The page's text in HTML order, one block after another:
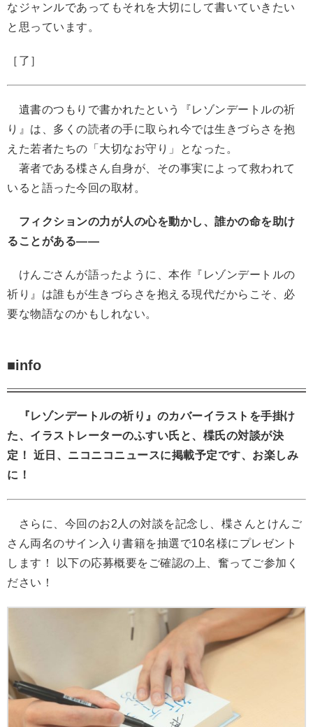
なジャンルであってもそれを大切にして書いていきたい
と思っています。
［了］
遺書のつもりで書かれたという『レゾンデートルの祈
り』は、多くの読者の手に取られ今では生きづらさを抱
えた若者たちの「大切なお守り」となった。
著者である楪さん自身が、その事実によって救われて
いると語った今回の取材。
フィクションの力が人の心を動かし、誰かの命を助け
ることがある――
けんごさんが語ったように、本作『レゾンデートルの
祈り』は誰もが生きづらさを抱える現代だからこそ、必
要な物語なのかもしれない。
■info
『レゾンデートルの祈り』のカバーイラストを手掛け
た、イラストレーターのふすい氏と、楪氏の対談が決
定！ 近日、ニコニコニュースに掲載予定です、お楽しみ
に！
さらに、今回のお2人の対談を記念し、楪さんとけんご
さん両名のサイン入り書籍を抽選で10名様にプレゼント
します！ 以下の応募概要をご確認の上、奮ってご参加く
ださい！